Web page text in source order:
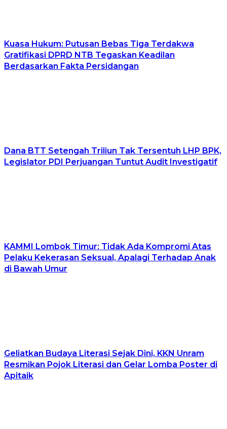
Kuasa Hukum: Putusan Bebas Tiga Terdakwa
Gratifikasi DPRD NTB Tegaskan Keadilan
Berdasarkan Fakta Persidangan
Dana BTT Setengah Triliun Tak Tersentuh LHP BPK,
Legislator PDI Perjuangan Tuntut Audit Investigatif
KAMMI Lombok Timur: Tidak Ada Kompromi Atas
Pelaku Kekerasan Seksual, Apalagi Terhadap Anak
di Bawah Umur
Geliatkan Budaya Literasi Sejak Dini, KKN Unram
Resmikan Pojok Literasi dan Gelar Lomba Poster di
Apitaik